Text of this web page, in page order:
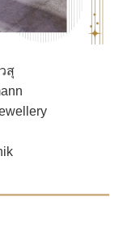
สุ